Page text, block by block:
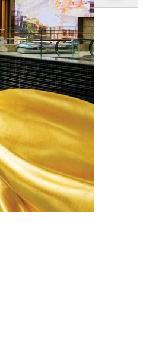
부문 모두에서 수상
감각을 자극하는
과 기술이 조화를 이